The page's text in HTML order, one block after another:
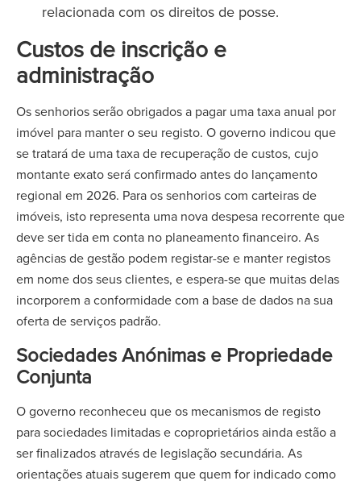
relacionada com os direitos de posse.
Custos de inscrição e
administração
Os senhorios serão obrigados a pagar uma taxa anual por
imóvel para manter o seu registo. O governo indicou que
se tratará de uma taxa de recuperação de custos, cujo
montante exato será confirmado antes do lançamento
regional em 2026. Para os senhorios com carteiras de
imóveis, isto representa uma nova despesa recorrente que
deve ser tida em conta no planeamento financeiro. As
agências de gestão podem registar-se e manter registos
em nome dos seus clientes, e espera-se que muitas delas
incorporem a conformidade com a base de dados na sua
oferta de serviços padrão.
Sociedades Anónimas e Propriedade
Conjunta
O governo reconheceu que os mecanismos de registo
para sociedades limitadas e coproprietários ainda estão a
ser finalizados através de legislação secundária. As
orientações atuais sugerem que quem for indicado como